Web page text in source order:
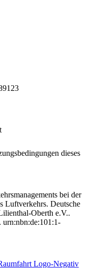
dieses
bei der
Luftverkehrs. Deutsche
Oberth e.V..
urn:nbn:de:101:1-